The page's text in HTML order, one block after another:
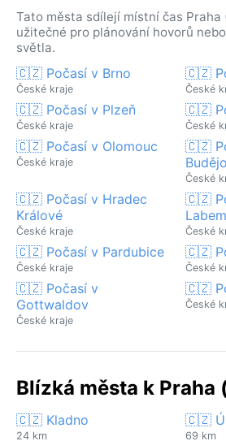
Tato města sdílejí místní čas
užitečné pro plánování hovorů
světla.
🇨🇿 Počasí v Brno
České kraje
🇨🇿
České
🇨🇿 Počasí v Plzeň
České kraje
🇨🇿
České
🇨🇿 Počasí v Olomouc
České kraje
🇨🇿
České
🇨🇿 Počasí v Hradec
Králové
České kraje
🇨🇿
Labem
České
🇨🇿 Počasí v Pardubice
České kraje
🇨🇿
České
🇨🇿 Počasí v
Gottwaldov
České kraje
🇨🇿
České
Blízká města k Praha
🇨🇿 Kladno
24 km
🇨🇿
69 km